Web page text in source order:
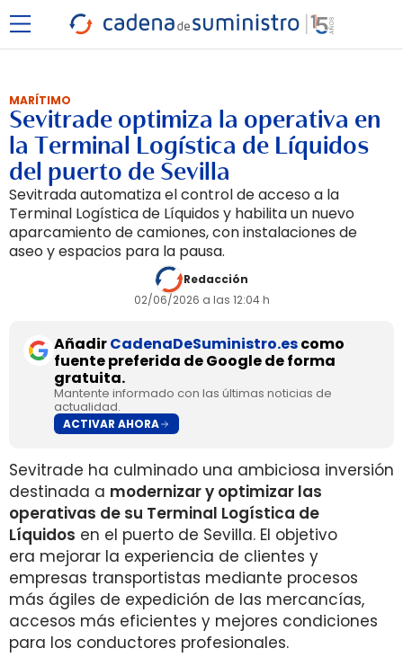
MARÍTIMO
Sevitrade optimiza la operativa en
la Terminal Logística de Líquidos
del puerto de Sevilla
Sevitrada automatiza el control de acceso a la
Terminal Logística de Líquidos y habilita un nuevo
aparcamiento de camiones, con instalaciones de
aseo y espacios para la pausa.
Redacción
02/06/2026 a las 12:04 h
AñadirCadenaDeSuministro.escomo
fuente preferida de Google de forma
gratuita.
Mantente informado con las últimas noticias de
actualidad.
ACTIVAR AHORA
Sevitrade ha culminado una ambiciosa inversión
destinada a modernizar y optimizar las
operativas de su Terminal Logística de
Líquidos en el puerto de Sevilla. El objetivo
era mejorar la experiencia de clientes y
empresas transportistas mediante procesos
más ágiles de expedición de las mercancías,
accesos más eficientes y mejores condiciones
para los conductores profesionales.